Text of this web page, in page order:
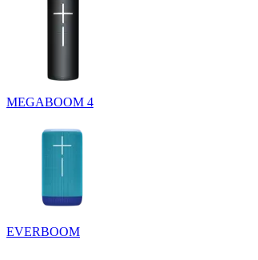
MEGABOOM 4
EVERBOOM